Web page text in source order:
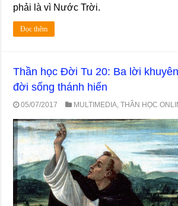
phải là vì Nước Trời.
Đọc thêm
Thần học Đời Tu 20: Ba lời
đời sống thánh hiến
05/07/2017 MULTIMEDIA ,THẦN HỌC